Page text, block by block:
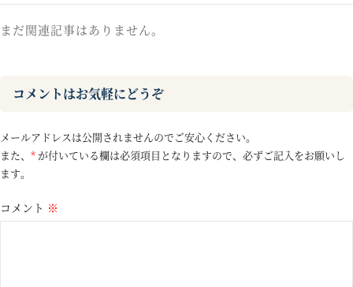
まだ関連記事はありません。
コメントはお気軽にどうぞ
メールアドレスは公開されませんのでご安心ください。
また、 * が付いている欄は必須項目となりますので、必ずご記入をお願いし
ます。
コメント ※